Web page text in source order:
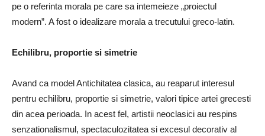
pe o referinta morala pe care sa intemeieze „proiectul
modern”. A fost o idealizare morala a trecutului greco-latin.
Echilibru, proportie si simetrie
Avand ca model Antichitatea clasica, au reaparut interesul
pentru echilibru, proportie si simetrie, valori tipice artei grecesti
din acea perioada. In acest fel, artistii neoclasici au respins
senzationalismul, spectaculozitatea si excesul decorativ al